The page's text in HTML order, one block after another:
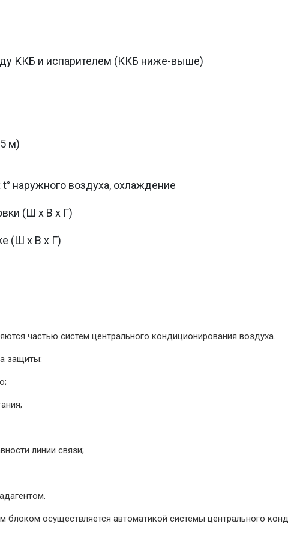
ККБ и испарителем (ККБ ниже-выше)
м)
наружного воздуха, охлаждение
(Ш х В х Г)
(Ш х В х Г)
частью систем центрального кондиционирования воздуха.
защиты:
линии связи;
осуществляется автоматикой системы центрального